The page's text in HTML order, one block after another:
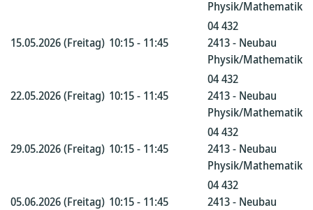
Physik/Mathematik
15.05.2026 (Freitag) 10:15 - 11:45
04 432
2413 - Neubau
Physik/Mathematik
22.05.2026 (Freitag) 10:15 - 11:45
04 432
2413 - Neubau
Physik/Mathematik
29.05.2026 (Freitag) 10:15 - 11:45
04 432
2413 - Neubau
Physik/Mathematik
05.06.2026 (Freitag) 10:15 - 11:45
04 432
2413 - Neubau